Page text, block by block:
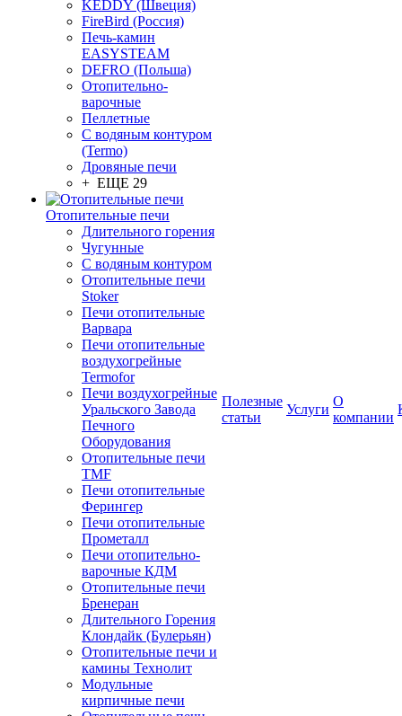
KEDDY (Швеция)
FireBird (Россия)
Печь-камин
EASYSTEAM
DEFRO (Польша)
Отопительно-
варочные
Пеллетные
С водяным контуром
(Termo)
Дровяные печи
+ ЕЩЕ 29
Отопительные печи
Длительного горения
Чугунные
C водяным контуром
Отопительные печи
Stoker
Печи отопительные
Варвара
Печи отопительные
воздухогрейные
Termofor
Печи воздухогрейные
Уральского Завода
Печного
Оборудования
Отопительные печи
TMF
Печи отопительные
Ферингер
Печи отопительные
Прометалл
Печи отопительно-
варочные КДМ
Отопительные печи
Бренеран
Длительного Горения
Клондайк (Булерьян)
Отопительные печи и
камины Технолит
Модульные
кирпичные печи
Полезные
статьи
Услуги
О
компании